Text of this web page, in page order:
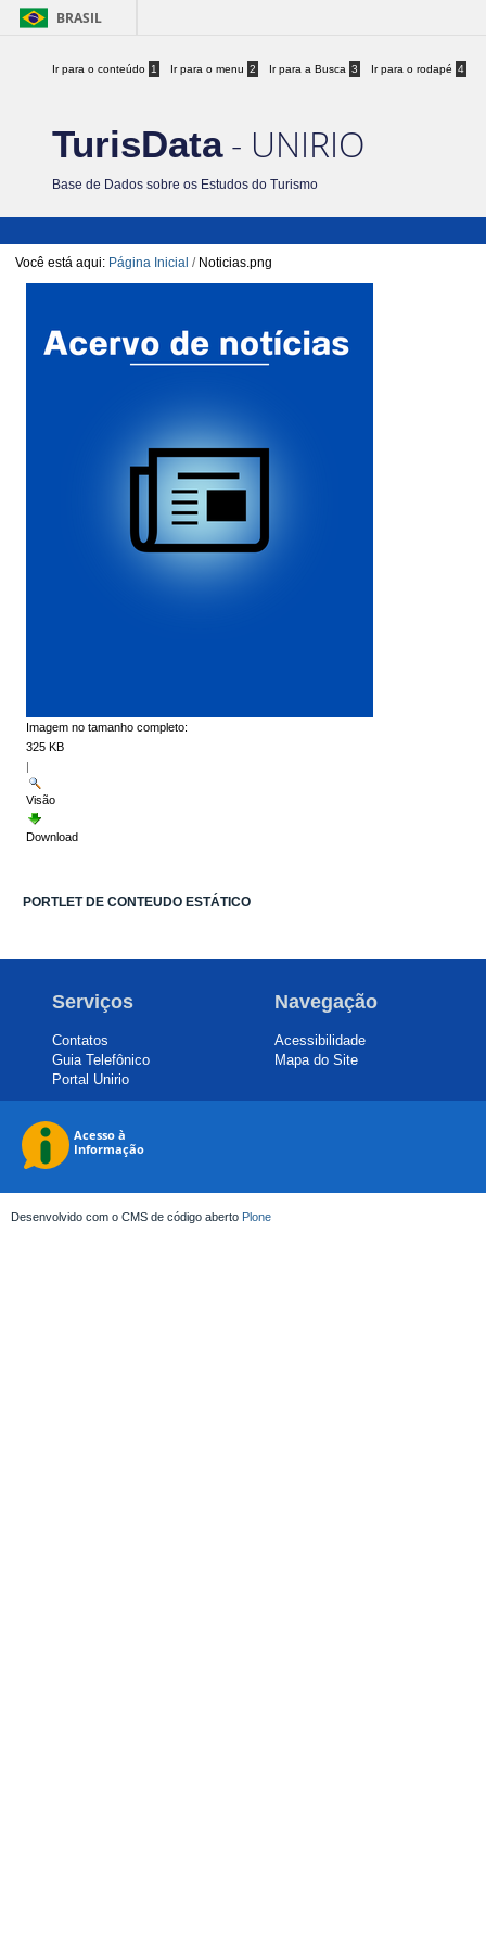
BRASIL
Ir para o conteúdo 1 Ir para o menu 2 Ir para a Busca 3 Ir para o rodapé 4
TurisData- UNIRIO
Base de Dados sobre os Estudos do Turismo
Você está aqui: Página Inicial / Noticias.png
Imagem no tamanho completo:
325 KB
|
Visão
Download
PORTLET DE CONTEUDO ESTÁTICO
Serviços
Contatos
Guia Telefônico
Portal Unirio
Navegação
Acessibilidade
Mapa do Site
Desenvolvido com o CMS de código aberto Plone